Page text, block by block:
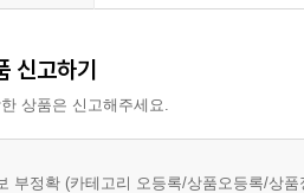
분이 그토록 목을 매는 기법이라는
중에서
신고하기
상품은 신고해주세요.
부정확 (카테고리 오등록/상품오등록/상